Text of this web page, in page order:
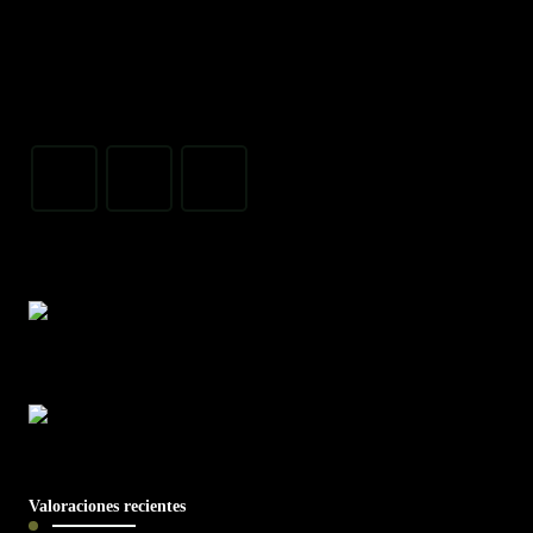
Valoraciones recientes